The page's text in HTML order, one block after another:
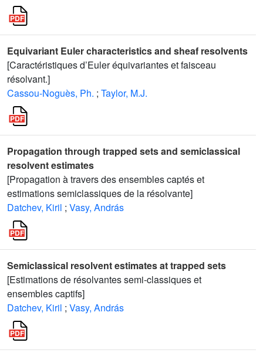
Equivariant Euler characteristics and sheaf resolvents
[Caractéristiques d’Euler équivariantes et faisceau
résolvant.]
Cassou-Noguès, Ph. ; Taylor, M.J.
Propagation through trapped sets and semiclassical
resolvent estimates
[Propagation à travers des ensembles captés et
estimations semiclassiques de la résolvante]
Datchev, Kiril ; Vasy, András
Semiclassical resolvent estimates at trapped sets
[Estimations de résolvantes semi-classiques et
ensembles captifs]
Datchev, Kiril ; Vasy, András